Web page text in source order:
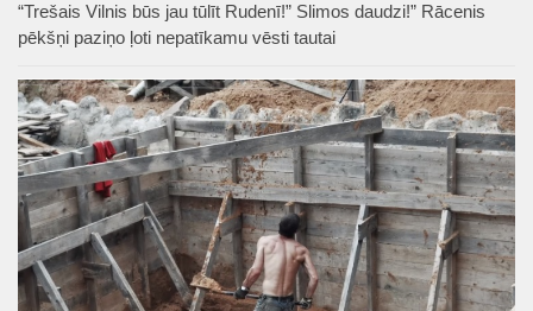
“Trešais Vilnis būs jau tūlīt Rudenī!” Slimos daudzi!” Rācenis
pēkšņi paziņo ļoti nepatīkamu vēsti tautai